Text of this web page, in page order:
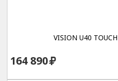
VISION U40
164 890